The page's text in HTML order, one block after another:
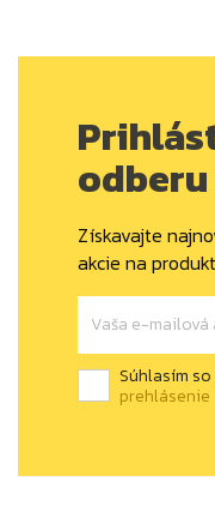
Získavajte
akcie na
Súhlasím
prehlásenie